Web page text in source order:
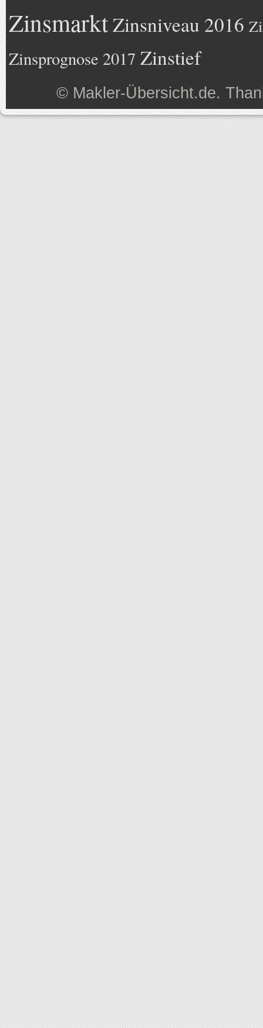
ZinsmarktZinsniveau 2016
Zinsprognose 2017 Zinstief
© Makler-Übersicht.de.